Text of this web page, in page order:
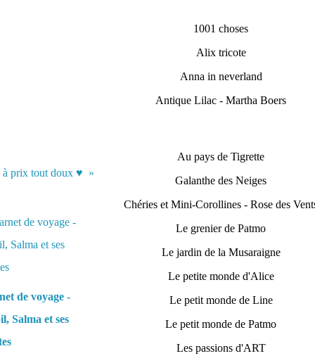
à prix tout doux ♥
de voyage -
Salma et ses
1001 choses
Alix tricote
Anna in neverland
Antique Lilac - Martha Boers
Au pays de Tigrette
Galanthe des Neiges
Chéries et Mini-Corollines - Rose des
Le grenier de Patmo
Le jardin de la Musaraigne
Le petite monde d'Alice
Le petit monde de Line
Le petit monde de Patmo
Les passions d'ART